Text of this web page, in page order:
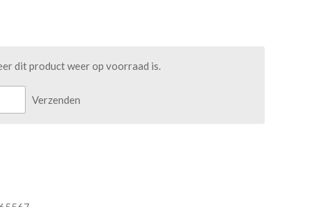
dit product weer op voorraad is.
Verzenden